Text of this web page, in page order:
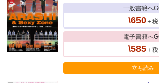
一般書籍へ
\650＋税
電子書籍へ
\585＋税
立ち読み